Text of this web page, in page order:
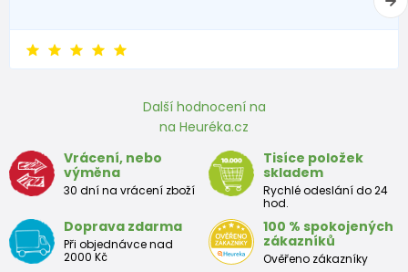
Další hodnocení na
na Heuréka.cz
Vrácení, nebo
výměna
30 dní na vrácení zboží
Tisíce položek
skladem
Rychlé odeslání do 24
hod.
Doprava zdarma
Při objednávce nad
2000 Kč
100 % spokojených
zákazníků
Ověřeno zákazníky